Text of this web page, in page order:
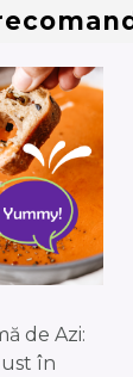
de Azi:
în